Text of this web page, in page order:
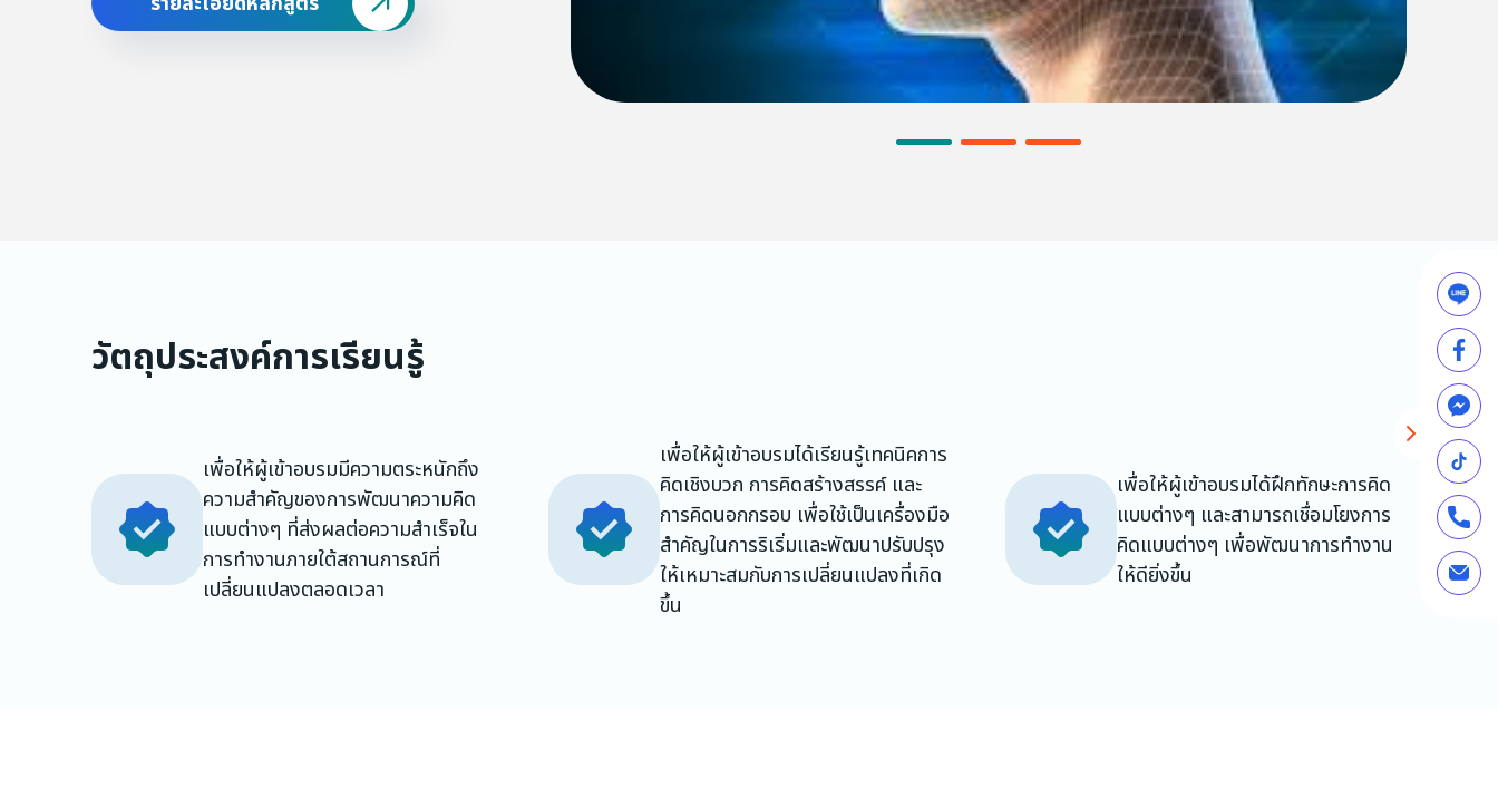
วัตถุประสงค์การเรียนรู้
เพื่อให้ผู้เข้าอบรมมีความตระหนักถึง
ความสำคัญของการพัฒนาความคิด
แบบต่างๆ ที่ส่งผลต่อความสำเร็จใน
การทำงานภายใต้สถานการณ์ที่
เปลี่ยนแปลงตลอดเวลา
เพื่อให้ผู้เข้าอบรมได้เรียนรู้เทคนิคการ
คิดเชิงบวก การคิดสร้างสรรค์ และ
การคิดนอกกรอบ เพื่อใช้เป็นเครื่องมือ
สำคัญในการริเริ่มและพัฒนาปรับปรุง
ให้เหมาะสมกับการเปลี่ยนแปลงที่เกิด
ขึ้น
เพื่อให้ผู้เข้าอบรมได้ฝึกทักษะการคิด
แบบต่างๆ และสามารถเชื่อมโยงการ
คิดแบบต่างๆ เพื่อพัฒนาการทำงาน
ให้ดียิ่งขึ้น